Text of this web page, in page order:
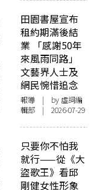
田園書屋宣布
租約期滿後結
業 「感謝50年
來風雨同路」
文藝界人士及
網民惋惜追念
報導 | by 虛詞編
輯部 | 2026-07-29
只要你不怕我
就行——從《大
盜歌王》看邱
剛健女性形象